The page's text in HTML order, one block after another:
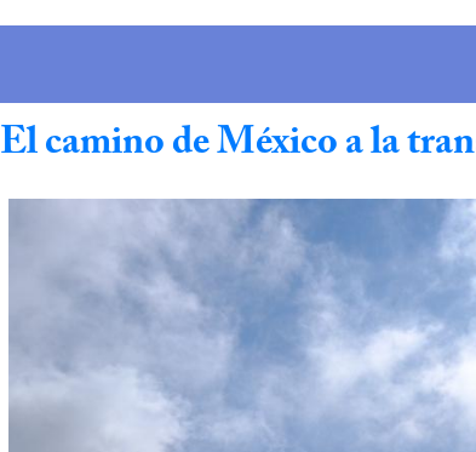
El camino de México a la